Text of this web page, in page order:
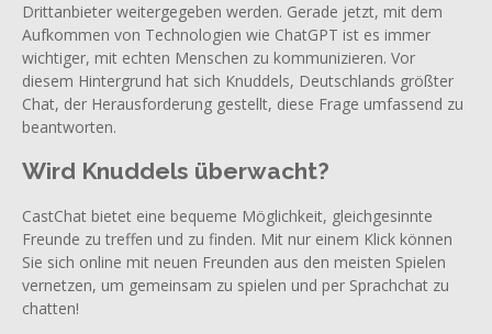
Drittanbieter weitergegeben werden. Gerade jetzt, mit dem
Aufkommen von Technologien wie ChatGPT ist es immer
wichtiger, mit echten Menschen zu kommunizieren. Vor
diesem Hintergrund hat sich Knuddels, Deutschlands größter
Chat, der Herausforderung gestellt, diese Frage umfassend zu
beantworten.
Wird Knuddels überwacht?
CastChat bietet eine bequeme Möglichkeit, gleichgesinnte
Freunde zu treffen und zu finden. Mit nur einem Klick können
Sie sich online mit neuen Freunden aus den meisten Spielen
vernetzen, um gemeinsam zu spielen und per Sprachchat zu
chatten!